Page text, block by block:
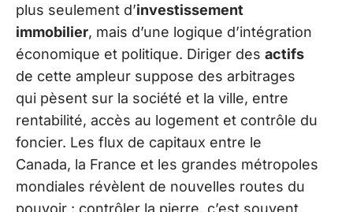
plus seulement d’investissement
immobilier, mais d’une logique d’intégration
économique et politique. Diriger des actifs
de cette ampleur suppose des arbitrages
qui pèsent sur la société et la ville, entre
rentabilité, accès au logement et contrôle du
foncier. Les flux de capitaux entre le
Canada, la France et les grandes métropoles
mondiales révèlent de nouvelles routes du
pouvoir : contrôler la pierre, c’est souvent